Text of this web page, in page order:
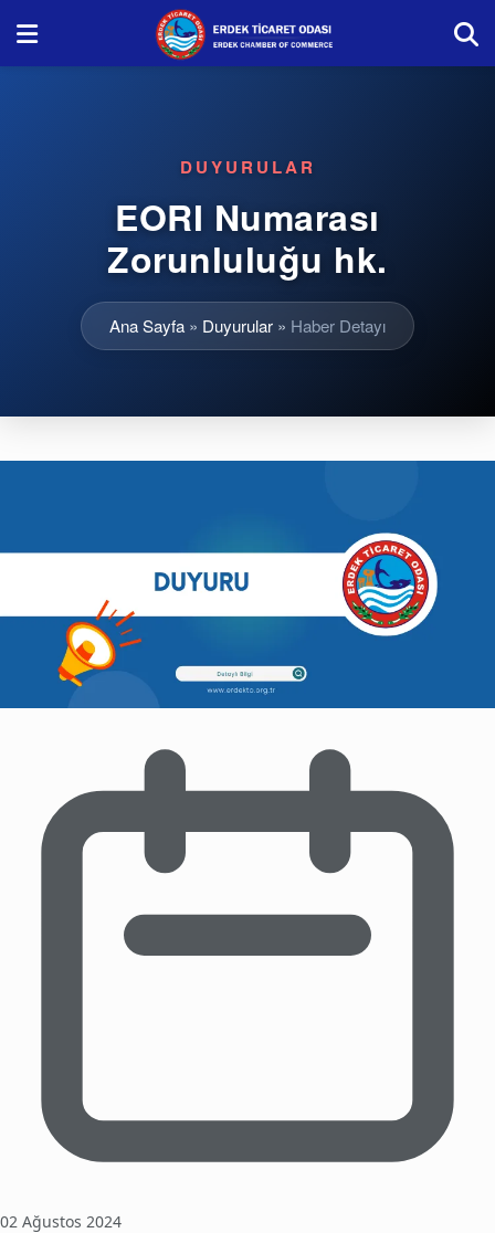
DUYURULAR
EORI Numarası
Zorunluluğu hk.
Ana Sayfa » Duyurular » Haber Detayı
02 Ağustos 2024